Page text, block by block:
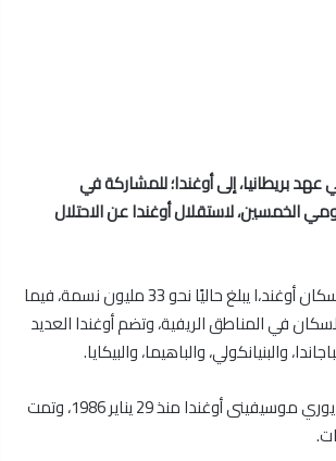
عهد بريطانيا، إلى أوغندا؛ للمشاركة في
الخمسين، لاستقلال أوغندا عن الاحتلال
جدير بالذكر أن تعداد سكان أوغند،ا يبلغ حاليًا نحو 33 مليون نسمة، فيما
من السكان في المناطق الريفية، وتضم أوغندا العديد
والبنيانكولي، والباهيما، والبيكايا.
ويحكم الرئيس الحالي يوري موسيفينى أوغندا منذ 29 يناير 1986، وتمت